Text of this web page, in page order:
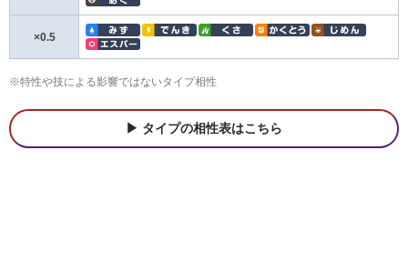
×0.5
※特性や技による影響ではないタイプ相性
タイプの相性表はこちら